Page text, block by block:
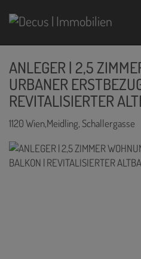
ANLEGER | 2,5
URBANER
REVITALISIERTER
1120 Wien,Meidling, Schallergasse